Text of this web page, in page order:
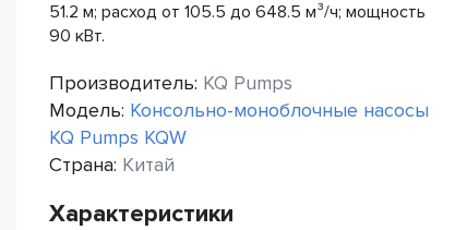
51.2 м; расход от 105.5 до 648.5 м³/ч; мощность
90 кВт.
Производитель: KQ Pumps
Модель: Консольно-моноблочные насосы
KQ Pumps KQW
Страна: Китай
Характеристики